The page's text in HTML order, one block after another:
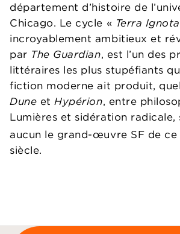
département d’histoire de
Chicago. Le cycle « Terra Ignota
incroyablement ambitieux et
par The Guardian, est l’un des
littéraires les plus stupéfiants
fiction moderne ait produit,
Dune etHypérion, entre
Lumières et sidération radicale,
aucun le grand-œuvre SF de
siècle.